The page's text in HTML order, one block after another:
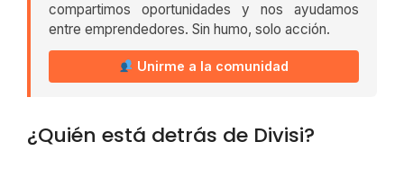
compartimos oportunidades y nos ayudamos
entre emprendedores. Sin humo, solo acción.
Unirme a la comunidad
¿Quién está detrás de Divisi?